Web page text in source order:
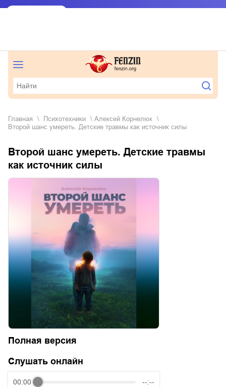
Главная психотехники
Алексей Корнелюк
Второй шанс умереть. Детские травмы как источник силы
Второй шанс умереть. Детские травмы
как источник силы
Полная версия
Слушать онлайн
00:00 --:--